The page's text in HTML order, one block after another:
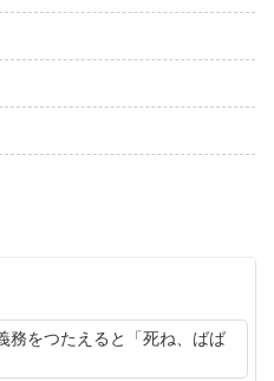
務をつたえると「死ね、ばば